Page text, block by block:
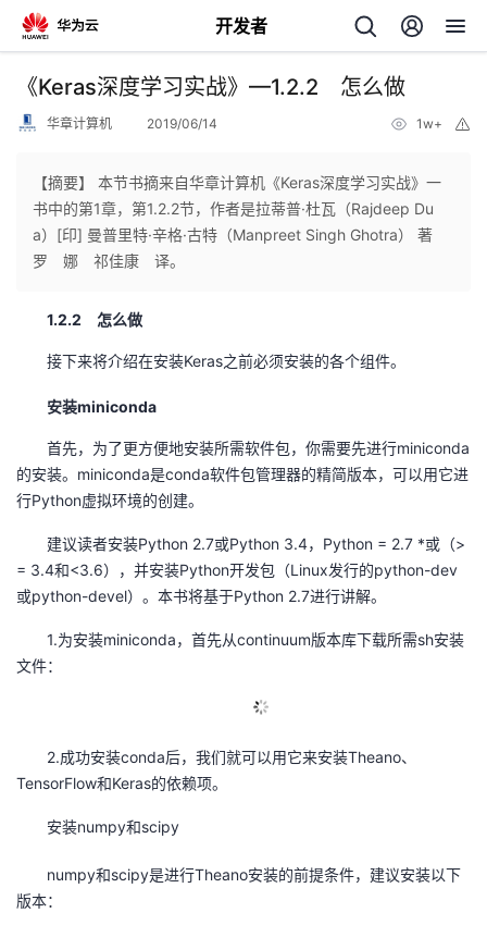
开发者
返
个
发
我
的我
坛
圈
子
的
直
我
的
我
开
者
的
程
我
认
的
我
的
我
支
技
术
的
云
《Keras深度学习实战》—1.2.2 怎么做
华章计算机 2019/06/14 1w+
【摘要】 本节书摘来自华章计算机《Keras深度学习实战》一
书中的第1章，第1.2.2节，作者是拉蒂普·杜瓦（Rajdeep Du
a）[印] 曼普里特·辛格·古特（Manpreet Singh Ghotra） 著
罗 娜 祁佳康 译。
1.2.2 怎么做
接下来将介绍在安装Keras之前必须安装的各个组件。
安装miniconda
首先，为了更方便地安装所需软件包，你需要先进行miniconda
的安装。miniconda是conda软件包管理器的精简版本，可以用它进
行Python虚拟环境的创建。
建议读者安装Python 2.7或Python 3.4，Python = 2.7 *或（>
= 3.4和<3.6），并安装Python开发包（Linux发行的python-dev
或python-devel）。本书将基于Python 2.7进行讲解。
1.为安装miniconda，首先从continuum版本库下载所需sh安装
文件：
2.成功安装conda后，我们就可以用它来安装Theano、
TensorFlow和Keras的依赖项。
安装numpy和scipy
numpy和scipy是进行Theano安装的前提条件，建议安装以下
版本：